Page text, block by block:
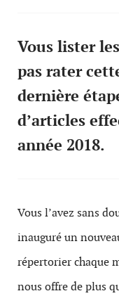
Vous lister
pas rater
dernière
d’articles
année 2018.
Vous l’avez sans
inauguré un
répertorier chaque
nous offre de plus